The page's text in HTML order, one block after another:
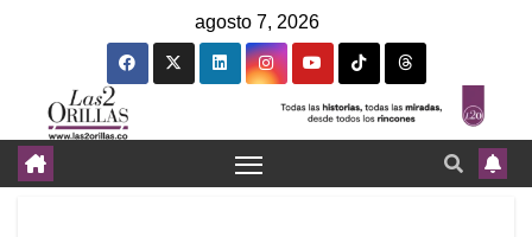
agosto 7, 2026